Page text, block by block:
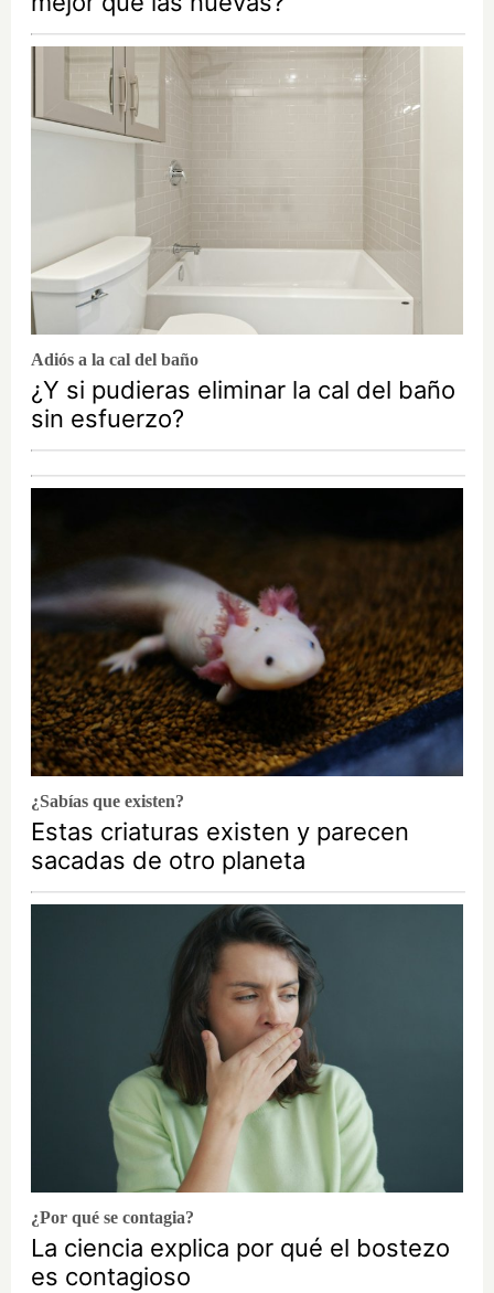
Adiós a la cal del baño
¿Y si pudieras eliminar la cal del baño
sin esfuerzo?
¿Sabías que existen?
Estas criaturas existen y parecen
sacadas de otro planeta
¿Por qué se contagia?
La ciencia explica por qué el bostezo
es contagioso